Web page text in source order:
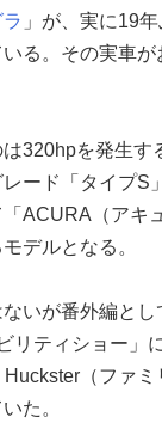
」が、実に19
る。その実車が
320hpを発生す
ード「タイプS
ACURA（アキ
デルとなる。
いが番外編と
リティショー」
（ファミ
た。